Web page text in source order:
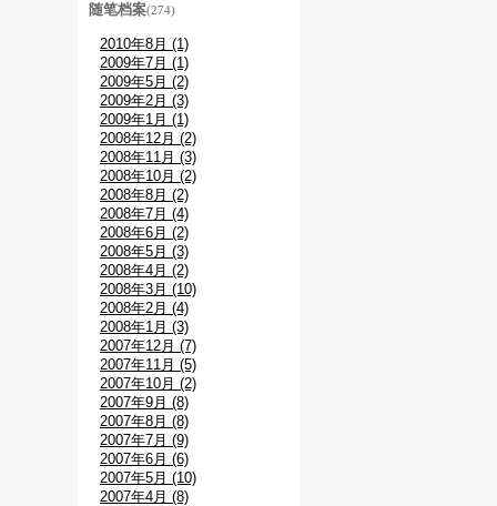
随笔档案(274)
2010年8月 (1)
2009年7月 (1)
2009年5月 (2)
2009年2月 (3)
2009年1月 (1)
2008年12月 (2)
2008年11月 (3)
2008年10月 (2)
2008年8月 (2)
2008年7月 (4)
2008年6月 (2)
2008年5月 (3)
2008年4月 (2)
2008年3月 (10)
2008年2月 (4)
2008年1月 (3)
2007年12月 (7)
2007年11月 (5)
2007年10月 (2)
2007年9月 (8)
2007年8月 (8)
2007年7月 (9)
2007年6月 (6)
2007年5月 (10)
2007年4月 (8)